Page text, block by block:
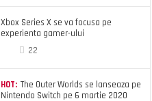
Xbox Series X se va focusa pe
experienta gamer-ului
22
HOT: The Outer Worlds se lanseaza pe
Nintendo Switch pe 6 martie 2020